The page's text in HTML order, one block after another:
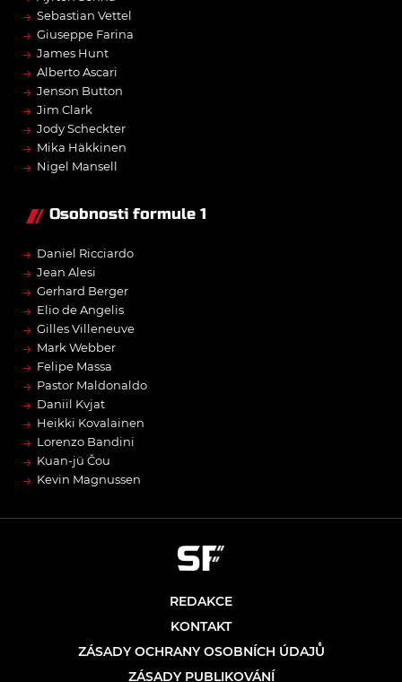
→ Sebastian Vettel
→ Giuseppe Farina
→ James Hunt
→ Alberto Ascari
→ Jenson Button
→ Jim Clark
→ Jody Scheckter
→ Mika Häkkinen
→ Nigel Mansell
Osobnosti formule 1
→ Daniel Ricciardo
→ Jean Alesi
→ Gerhard Berger
→ Elio de Angelis
→ Gilles Villeneuve
→ Mark Webber
→ Felipe Massa
→ Pastor Maldonaldo
→ Daniil Kvjat
→ Heikki Kovalainen
→ Lorenzo Bandini
→ Kuan-jü Čou
→ Kevin Magnussen
REDAKCE
KONTAKT
ZÁSADY OCHRANY OSOBNÍCH ÚDAJŮ
ZÁSADY PUBLIKOVÁNÍ